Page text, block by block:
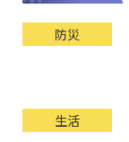
防災
生活